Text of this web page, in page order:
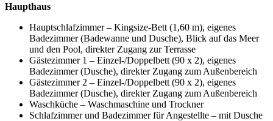
Haupthaus
Hauptschlafzimmer – Kingsize-Bett (1,60 m), eigenes
Badezimmer (Badewanne und Dusche), Blick auf das Meer
und den Pool, direkter Zugang zur Terrasse
Gästezimmer 1 – Einzel-/Doppelbett (90 x 2), eigenes
Badezimmer (Dusche), direkter Zugang zum Außenbereich
Gästezimmer 2 – Einzel-/Doppelbett (90 x 2), eigenes
Badezimmer (Dusche), direkter Zugang zum Außenbereich
Waschküche – Waschmaschine und Trockner
Schlafzimmer und Badezimmer für Angestellte – mit Dusche